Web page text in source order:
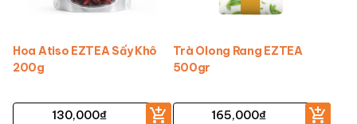
Hoa Atiso EZTEA Sấy Khô
200g
130,000₫
Trà Olong Rang EZTEA
500gr
165,000₫